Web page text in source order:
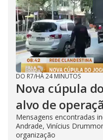
DO R7/HÁ 24 MINUTOS
Nova cúpula
alvo de
Mensagens encontradas
Andrade, Vinícius
organização